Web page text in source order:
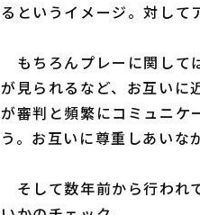
るというイメージ。対して
もちろんプレーに関して
が見られるなど、お互いに
が審判と頻繁にコミュニケ
う。お互いに尊重しあいな
そして数年前から行われ